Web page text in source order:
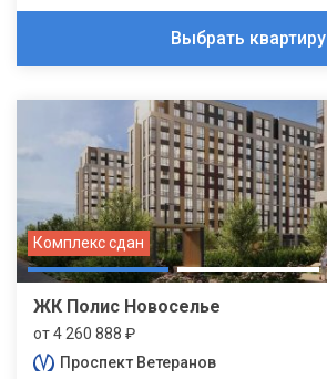
Выбрать квартиру
Комплекс сдан
ЖК Полис Новоселье
от 4 260 888 ₽
Проспект Ветеранов